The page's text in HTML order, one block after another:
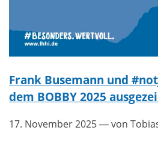
Frank Busemann und
dem BOBBY 2025
17. November 2025— von